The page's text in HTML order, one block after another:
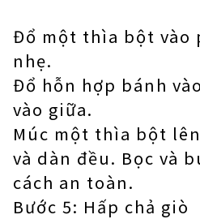
Đổ một thìa bột vào
nhẹ.
Đổ hỗn hợp bánh
vào giữa.
Múc một thìa bột
và dàn đều. Bọc và
cách an toàn.
Bước 5: Hấp chả giò